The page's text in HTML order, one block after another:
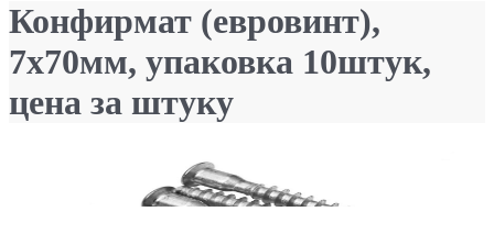
Конфирмат (евровинт),
7x70мм, упаковка 10штук,
цена за штуку